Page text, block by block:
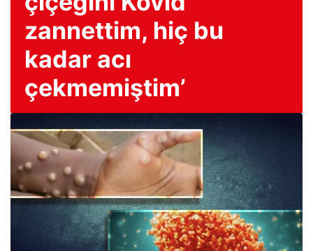
zannettim, hiç bu
kadar acı
çekmemiştim’